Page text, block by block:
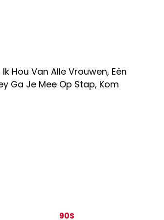
Hou Van Alle Vrouwen, Eén
Ga Je Mee Op Stap, Kom
90S